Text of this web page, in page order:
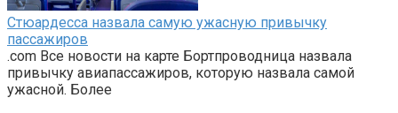
Стюардесса назвала самую ужасную привычку
пассажиров
.com Все новости на карте Бортпроводница назвала
привычку авиапассажиров, которую назвала самой
ужасной. Более